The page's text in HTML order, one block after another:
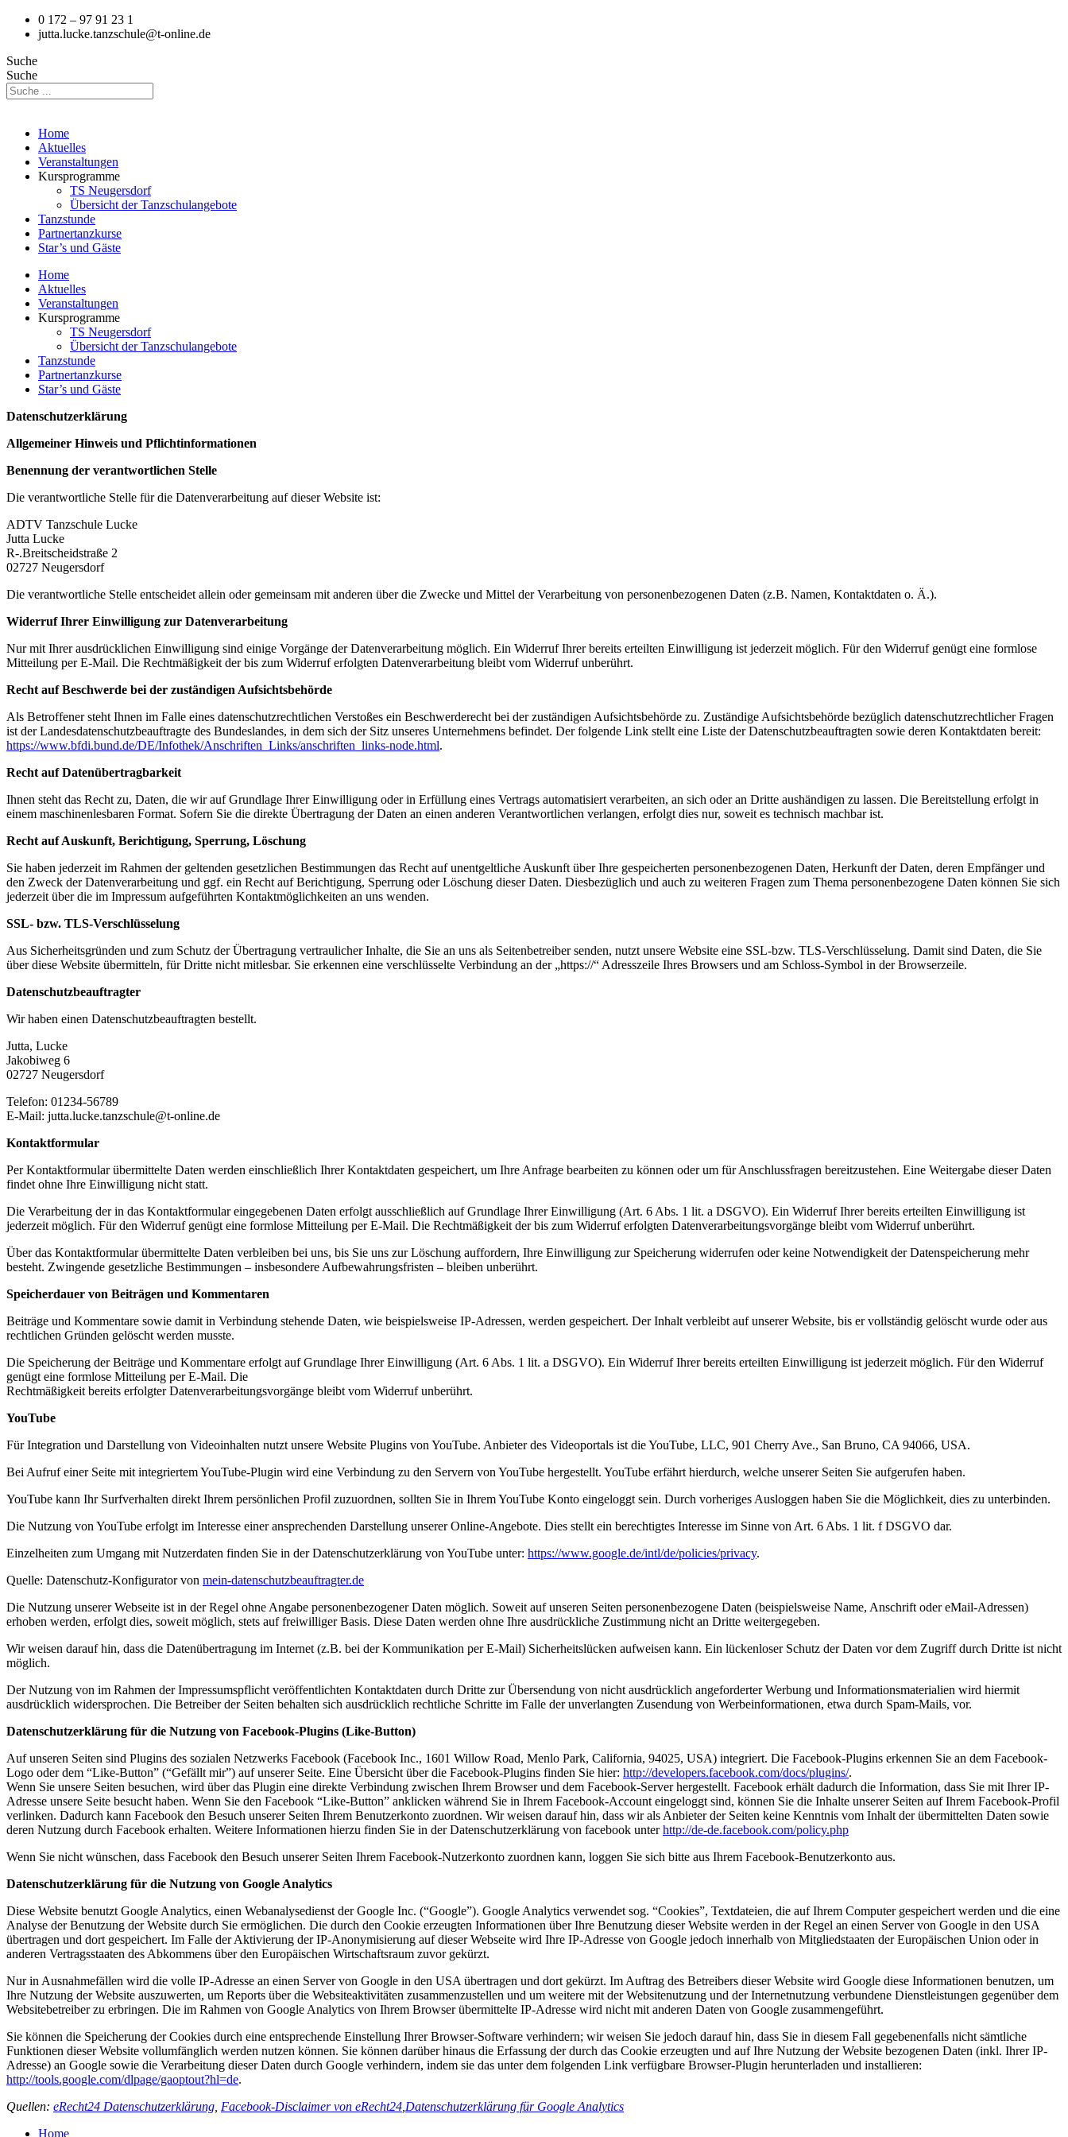
0 172 – 97 91 23 1
jutta.lucke.tanzschule@t-online.de
Suche
Suche
Home
Aktuelles
Veranstaltungen
Kursprogramme
TS Neugersdorf
Übersicht der Tanzschulangebote
Tanzstunde
Partnertanzkurse
Star’s und Gäste
Home
Aktuelles
Veranstaltungen
Kursprogramme
TS Neugersdorf
Übersicht der Tanzschulangebote
Tanzstunde
Partnertanzkurse
Star’s und Gäste
Datenschutzerklärung
Allgemeiner Hinweis und Pflichtinformationen
Benennung der verantwortlichen Stelle
Die verantwortliche Stelle für die Datenverarbeitung auf dieser Website ist:
ADTV Tanzschule Lucke
Jutta Lucke
R-.Breitscheidstraße 2
02727 Neugersdorf
Die verantwortliche Stelle entscheidet allein oder gemeinsam mit anderen über die Zwecke und Mittel der Verarbeitung von personenbezogenen Daten (z.B. Namen, Kontaktdaten o. Ä.).
Widerruf Ihrer Einwilligung zur Datenverarbeitung
Nur mit Ihrer ausdrücklichen Einwilligung sind einige Vorgänge der Datenverarbeitung möglich. Ein Widerruf Ihrer bereits erteilten Einwilligung ist jederzeit möglich. Für den Widerruf genügt eine formlose
Mitteilung per E-Mail. Die Rechtmäßigkeit der bis zum Widerruf erfolgten Datenverarbeitung bleibt vom Widerruf unberührt.
Recht auf Beschwerde bei der zuständigen Aufsichtsbehörde
Als Betroffener steht Ihnen im Falle eines datenschutzrechtlichen Verstoßes ein Beschwerderecht bei der zuständigen Aufsichtsbehörde zu. Zuständige Aufsichtsbehörde bezüglich datenschutzrechtlicher Fragen
ist der Landesdatenschutzbeauftragte des Bundeslandes, in dem sich der Sitz unseres Unternehmens befindet. Der folgende Link stellt eine Liste der Datenschutzbeauftragten sowie deren Kontaktdaten bereit:
https://www.bfdi.bund.de/DE/Infothek/Anschriften_Links/anschriften_links-node.html.
Recht auf Datenübertragbarkeit
Ihnen steht das Recht zu, Daten, die wir auf Grundlage Ihrer Einwilligung oder in Erfüllung eines Vertrags automatisiert verarbeiten, an sich oder an Dritte aushändigen zu lassen. Die Bereitstellung erfolgt in
einem maschinenlesbaren Format. Sofern Sie die direkte Übertragung der Daten an einen anderen Verantwortlichen verlangen, erfolgt dies nur, soweit es technisch machbar ist.
Recht auf Auskunft, Berichtigung, Sperrung, Löschung
Sie haben jederzeit im Rahmen der geltenden gesetzlichen Bestimmungen das Recht auf unentgeltliche Auskunft über Ihre gespeicherten personenbezogenen Daten, Herkunft der Daten, deren Empfänger und
den Zweck der Datenverarbeitung und ggf. ein Recht auf Berichtigung, Sperrung oder Löschung dieser Daten. Diesbezüglich und auch zu weiteren Fragen zum Thema personenbezogene Daten können Sie sich
jederzeit über die im Impressum aufgeführten Kontaktmöglichkeiten an uns wenden.
SSL- bzw. TLS-Verschlüsselung
Aus Sicherheitsgründen und zum Schutz der Übertragung vertraulicher Inhalte, die Sie an uns als Seitenbetreiber senden, nutzt unsere Website eine SSL-bzw. TLS-Verschlüsselung. Damit sind Daten, die Sie
über diese Website übermitteln, für Dritte nicht mitlesbar. Sie erkennen eine verschlüsselte Verbindung an der „https://“ Adresszeile Ihres Browsers und am Schloss-Symbol in der Browserzeile.
Datenschutzbeauftragter
Wir haben einen Datenschutzbeauftragten bestellt.
Jutta, Lucke
Jakobiweg 6
02727 Neugersdorf
Telefon: 01234-56789
E-Mail: jutta.lucke.tanzschule@t-online.de
Kontaktformular
Per Kontaktformular übermittelte Daten werden einschließlich Ihrer Kontaktdaten gespeichert, um Ihre Anfrage bearbeiten zu können oder um für Anschlussfragen bereitzustehen. Eine Weitergabe dieser Daten
findet ohne Ihre Einwilligung nicht statt.
Die Verarbeitung der in das Kontaktformular eingegebenen Daten erfolgt ausschließlich auf Grundlage Ihrer Einwilligung (Art. 6 Abs. 1 lit. a DSGVO). Ein Widerruf Ihrer bereits erteilten Einwilligung ist
jederzeit möglich. Für den Widerruf genügt eine formlose Mitteilung per E-Mail. Die Rechtmäßigkeit der bis zum Widerruf erfolgten Datenverarbeitungsvorgänge bleibt vom Widerruf unberührt.
Über das Kontaktformular übermittelte Daten verbleiben bei uns, bis Sie uns zur Löschung auffordern, Ihre Einwilligung zur Speicherung widerrufen oder keine Notwendigkeit der Datenspeicherung mehr
besteht. Zwingende gesetzliche Bestimmungen – insbesondere Aufbewahrungsfristen – bleiben unberührt.
Speicherdauer von Beiträgen und Kommentaren
Beiträge und Kommentare sowie damit in Verbindung stehende Daten, wie beispielsweise IP-Adressen, werden gespeichert. Der Inhalt verbleibt auf unserer Website, bis er vollständig gelöscht wurde oder aus
rechtlichen Gründen gelöscht werden musste.
Die Speicherung der Beiträge und Kommentare erfolgt auf Grundlage Ihrer Einwilligung (Art. 6 Abs. 1 lit. a DSGVO). Ein Widerruf Ihrer bereits erteilten Einwilligung ist jederzeit möglich. Für den Widerruf
genügt eine formlose Mitteilung per E-Mail. Die
Rechtmäßigkeit bereits erfolgter Datenverarbeitungsvorgänge bleibt vom Widerruf unberührt.
YouTube
Für Integration und Darstellung von Videoinhalten nutzt unsere Website Plugins von YouTube. Anbieter des Videoportals ist die YouTube, LLC, 901 Cherry Ave., San Bruno, CA 94066, USA.
Bei Aufruf einer Seite mit integriertem YouTube-Plugin wird eine Verbindung zu den Servern von YouTube hergestellt. YouTube erfährt hierdurch, welche unserer Seiten Sie aufgerufen haben.
YouTube kann Ihr Surfverhalten direkt Ihrem persönlichen Profil zuzuordnen, sollten Sie in Ihrem YouTube Konto eingeloggt sein. Durch vorheriges Ausloggen haben Sie die Möglichkeit, dies zu unterbinden.
Die Nutzung von YouTube erfolgt im Interesse einer ansprechenden Darstellung unserer Online-Angebote. Dies stellt ein berechtigtes Interesse im Sinne von Art. 6 Abs. 1 lit. f DSGVO dar.
Einzelheiten zum Umgang mit Nutzerdaten finden Sie in der Datenschutzerklärung von YouTube unter: https://www.google.de/intl/de/policies/privacy.
Quelle: Datenschutz-Konfigurator von mein-datenschutzbeauftragter.de
Die Nutzung unserer Webseite ist in der Regel ohne Angabe personenbezogener Daten möglich. Soweit auf unseren Seiten personenbezogene Daten (beispielsweise Name, Anschrift oder eMail-Adressen)
erhoben werden, erfolgt dies, soweit möglich, stets auf freiwilliger Basis. Diese Daten werden ohne Ihre ausdrückliche Zustimmung nicht an Dritte weitergegeben.
Wir weisen darauf hin, dass die Datenübertragung im Internet (z.B. bei der Kommunikation per E-Mail) Sicherheitslücken aufweisen kann. Ein lückenloser Schutz der Daten vor dem Zugriff durch Dritte ist nicht
möglich.
Der Nutzung von im Rahmen der Impressumspflicht veröffentlichten Kontaktdaten durch Dritte zur Übersendung von nicht ausdrücklich angeforderter Werbung und Informationsmaterialien wird hiermit
ausdrücklich widersprochen. Die Betreiber der Seiten behalten sich ausdrücklich rechtliche Schritte im Falle der unverlangten Zusendung von Werbeinformationen, etwa durch Spam-Mails, vor.
Datenschutzerklärung für die Nutzung von Facebook-Plugins (Like-Button)
Auf unseren Seiten sind Plugins des sozialen Netzwerks Facebook (Facebook Inc., 1601 Willow Road, Menlo Park, California, 94025, USA) integriert. Die Facebook-Plugins erkennen Sie an dem Facebook-
Logo oder dem “Like-Button” (“Gefällt mir”) auf unserer Seite. Eine Übersicht über die Facebook-Plugins finden Sie hier: http://developers.facebook.com/docs/plugins/.
Wenn Sie unsere Seiten besuchen, wird über das Plugin eine direkte Verbindung zwischen Ihrem Browser und dem Facebook-Server hergestellt. Facebook erhält dadurch die Information, dass Sie mit Ihrer IP-
Adresse unsere Seite besucht haben. Wenn Sie den Facebook “Like-Button” anklicken während Sie in Ihrem Facebook-Account eingeloggt sind, können Sie die Inhalte unserer Seiten auf Ihrem Facebook-Profil
verlinken. Dadurch kann Facebook den Besuch unserer Seiten Ihrem Benutzerkonto zuordnen. Wir weisen darauf hin, dass wir als Anbieter der Seiten keine Kenntnis vom Inhalt der übermittelten Daten sowie
deren Nutzung durch Facebook erhalten. Weitere Informationen hierzu finden Sie in der Datenschutzerklärung von facebook unterhttp://de-de.facebook.com/policy.php
Wenn Sie nicht wünschen, dass Facebook den Besuch unserer Seiten Ihrem Facebook-Nutzerkonto zuordnen kann, loggen Sie sich bitte aus Ihrem Facebook-Benutzerkonto aus.
Datenschutzerklärung für die Nutzung von Google Analytics
Diese Website benutzt Google Analytics, einen Webanalysedienst der Google Inc. (“Google”). Google Analytics verwendet sog. “Cookies”, Textdateien, die auf Ihrem Computer gespeichert werden und die eine
Analyse der Benutzung der Website durch Sie ermöglichen. Die durch den Cookie erzeugten Informationen über Ihre Benutzung dieser Website werden in der Regel an einen Server von Google in den USA
übertragen und dort gespeichert. Im Falle der Aktivierung der IP-Anonymisierung auf dieser Webseite wird Ihre IP-Adresse von Google jedoch innerhalb von Mitgliedstaaten der Europäischen Union oder in
anderen Vertragsstaaten des Abkommens über den Europäischen Wirtschaftsraum zuvor gekürzt.
Nur in Ausnahmefällen wird die volle IP-Adresse an einen Server von Google in den USA übertragen und dort gekürzt. Im Auftrag des Betreibers dieser Website wird Google diese Informationen benutzen, um
Ihre Nutzung der Website auszuwerten, um Reports über die Websiteaktivitäten zusammenzustellen und um weitere mit der Websitenutzung und der Internetnutzung verbundene Dienstleistungen gegenüber dem
Websitebetreiber zu erbringen. Die im Rahmen von Google Analytics von Ihrem Browser übermittelte IP-Adresse wird nicht mit anderen Daten von Google zusammengeführt.
Sie können die Speicherung der Cookies durch eine entsprechende Einstellung Ihrer Browser-Software verhindern; wir weisen Sie jedoch darauf hin, dass Sie in diesem Fall gegebenenfalls nicht sämtliche
Funktionen dieser Website vollumfänglich werden nutzen können. Sie können darüber hinaus die Erfassung der durch das Cookie erzeugten und auf Ihre Nutzung der Website bezogenen Daten (inkl. Ihrer IP-
Adresse) an Google sowie die Verarbeitung dieser Daten durch Google verhindern, indem sie das unter dem folgenden Link verfügbare Browser-Plugin herunterladen und installieren:
http://tools.google.com/dlpage/gaoptout?hl=de.
Quellen: eRecht24 Datenschutzerklärung Facebook-Disclaimer von eRecht24 Datenschutzerklärung für Google Analytics
Home